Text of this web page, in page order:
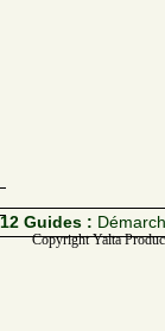
12 Guides :
Copyright Yalta